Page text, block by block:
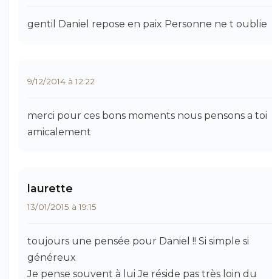
gentil Daniel repose en paix Personne ne t oublie
9/12/2014 à 12:22
merci pour ces bons moments nous pensons a toi
amicalement
laurette
13/01/2015 à 19:15
toujours une pensée pour Daniel !! Si simple si
généreux
Je pense souvent à lui Je réside pas très loin du